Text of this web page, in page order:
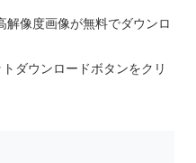
像度画像が無料でダウンロ
ダウンロードボタンをクリ